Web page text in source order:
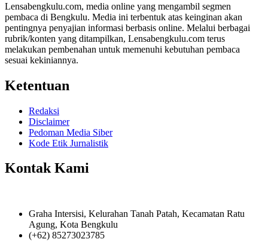
Lensabengkulu.com, media online yang mengambil segmen
pembaca di Bengkulu. Media ini terbentuk atas keinginan akan
pentingnya penyajian informasi berbasis online. Melalui berbagai
rubrik/konten yang ditampilkan, Lensabengkulu.com terus
melakukan pembenahan untuk memenuhi kebutuhan pembaca
sesuai kekiniannya.
Ketentuan
Redaksi
Disclaimer
Pedoman Media Siber
Kode Etik Jurnalistik
Kontak Kami
Graha Intersisi, Kelurahan Tanah Patah, Kecamatan Ratu
Agung, Kota Bengkulu
(+62) 85273023785